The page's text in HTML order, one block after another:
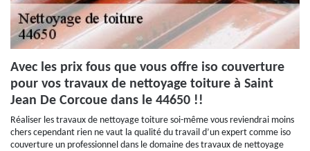
Avec les prix fous que vous offre iso couverture
pour vos travaux de nettoyage toiture à Saint
Jean De Corcoue dans le 44650 !!
Réaliser les travaux de nettoyage toiture soi-même vous reviendrai moins
chers cependant rien ne vaut la qualité du travail d’un expert comme iso
couverture un professionnel dans le domaine des travaux de nettoyage